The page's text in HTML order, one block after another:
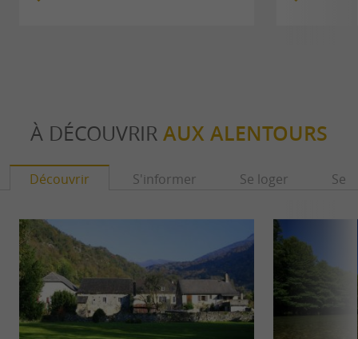
À DÉCOUVRIR AUX ALENTOURS
Découvrir S'informer Se loger Se